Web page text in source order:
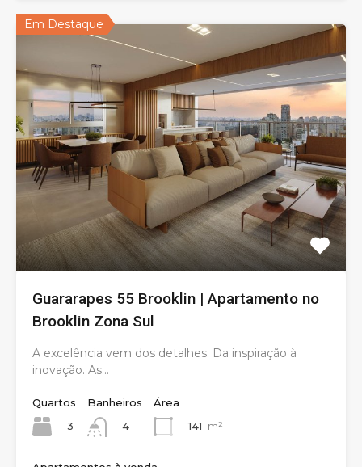
Em Destaque
Guararapes 55 Brooklin | Apartamento no
Brooklin Zona Sul
A excelência vem dos detalhes. Da inspiração à
inovação. As…
Quartos
3
Banheiros
4
Área
141 m²